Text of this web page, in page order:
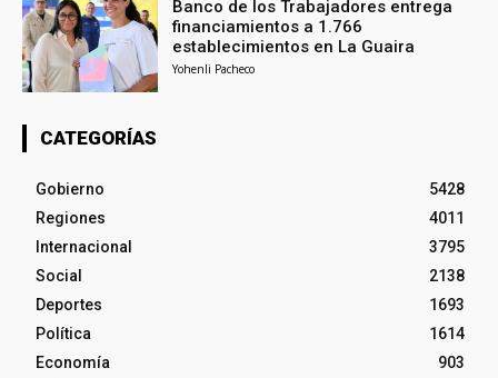
Banco de los Trabajadores entrega
financiamientos a 1.766
establecimientos en La Guaira
Yohenli Pacheco
CATEGORÍAS
Gobierno
5428
Regiones
4011
Internacional
3795
Social
2138
Deportes
1693
Política
1614
Economía
903